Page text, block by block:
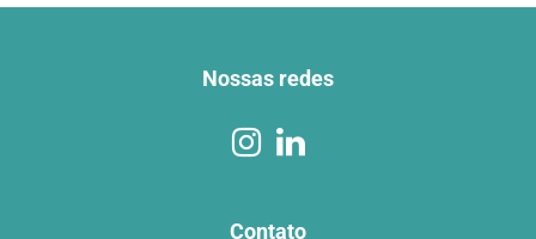
Nossas redes
Contato